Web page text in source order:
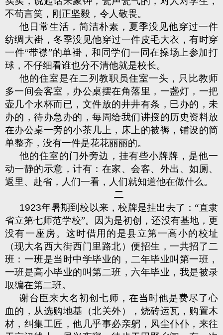
不苟言笑，刚正坚毅，令人敬畏。
他日常生活，简洁朴素，夏季没见他穿过一件
纺绸大褂，冬季没见他穿过一件皮毛大衣，有时穿
一件“带襟”的单褂，和同学们一同在操场上参加打
球，不仔细看谁也分不清他就是校长。
他的住室是在二列教职员住室一头，只比教师
多一间会客室，办公桌摆在角落里，一盏灯，一把
壶几个水杯而已，文件放的井井有条，巳办的，未
办的，待办急办的，每周给我们讲授的历史资料放
在办公桌一旁的小茶几上，床上的被褥，铺设的简
单整齐，没有一件是花花丽丽的。
他的住室的门外旁边，挂有些小牌牌，是他一
动一静的示意，计有：在家、会客、外出、如厕、
返里、赴省，人们一看，人们就知道他在做什么。
二
1923年暑期到校以来，校牌是挂出去了：“直隶
省立第七师范学校”。因为是初创，还没有基地，更
没有一座房。这时借用的是县立第一高小的校址
（现大名西大街西门里路北）便招生，一共招了二
班：一班是当时中学毕业的，二年毕业叫第一班，
一班是高小毕业的叫第二班，六年毕业，我是被录
取编在第二班。
谢台臣来大名初创七师，在当时他是费尽了心
血的，从选购地基（北关外），烧砖运瓦，购置木
材，纠集工匠，他几乎事必亲躬，风尘仆仆，来往